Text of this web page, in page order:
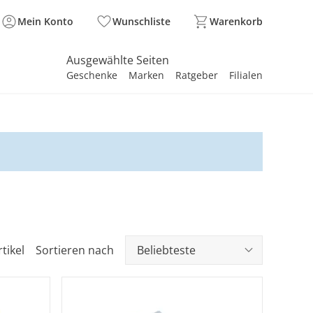
Mein Konto Wunschliste Warenkorb
Ausgewählte Seiten
Geschenke Marken Ratgeber Filialen
Sortieren nach